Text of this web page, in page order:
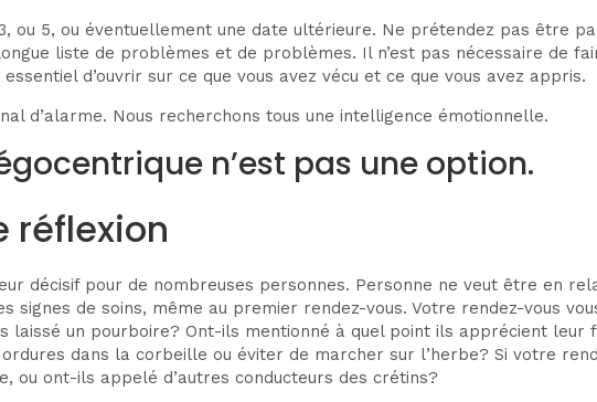
ou 5, ou éventuellement une date ultérieure. Ne prétendez pas être
liste de problèmes et de problèmes. Il n’est pas nécessaire de
d’ouvrir sur ce que vous avez vécu et ce que vous avez appris.
d’alarme. Nous recherchons tous une intelligence émotionnelle.
n’est pas une option.
réflexion
décisif pour de nombreuses personnes. Personne ne veut être en
signes de soins, même au premier rendez-vous. Votre rendez-vous
laissé un pourboire? Ont-ils mentionné à quel point ils apprécient leur
dans la corbeille ou éviter de marcher sur l’herbe? Si votre
ou ont-ils appelé d’autres conducteurs des crétins?